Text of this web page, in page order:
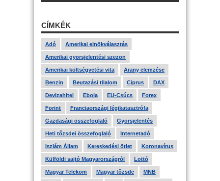
CÍMKÉK
Adó Amerikai elnökválasztás
Amerikai gyorsjelentési szezon
Amerikai költségvetési vita Arany elemzése
Benzin Beutazási tilalom Ciprus DAX
Devizahitel Ebola EU-Csúcs Forex
Forint Franciaországi légikatasztrófa
Gazdasági összefoglaló Gyorsjelentés
Heti tőzsdei összefoglaló Internetadó
Iszlám Állam Kereskedési ötlet Koronavírus
Külföldi sajtó Magyarországról Lottó
Magyar Telekom Magyar tőzsde MNB